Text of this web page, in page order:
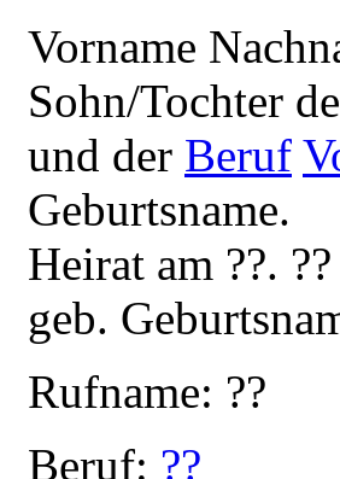
Vorname
Sohn/Tochter
und der Beruf
Geburtsname.
Heirat am ??.
geb.
Rufname: ??
Beruf: ??